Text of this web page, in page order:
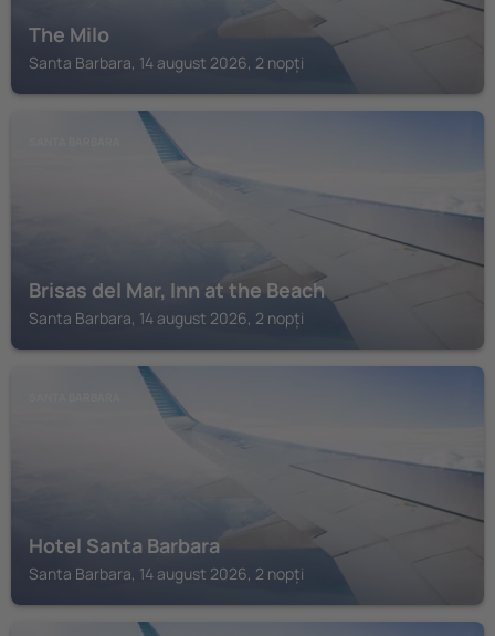
The Milo
Santa Barbara, 14 august 2026, 2 nopți
Brisas del Mar, Inn at the Beach
Santa Barbara, 14 august 2026, 2 nopți
Hotel Santa Barbara
Santa Barbara, 14 august 2026, 2 nopți